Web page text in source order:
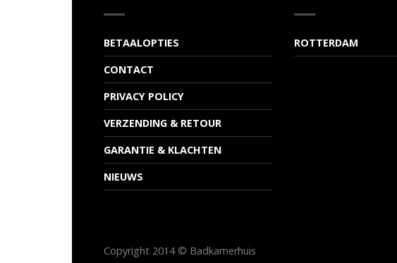
BETAALOPTIES
CONTACT
PRIVACY POLICY
VERZENDING & RETOUR
GARANTIE & KLACHTEN
NIEUWS
ROTTERDAM
Copyright 2014 © Badkamerhuis